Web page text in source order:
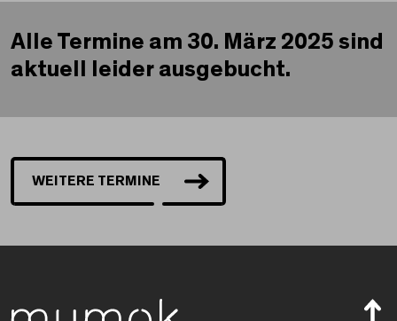
Alle Termine am 30. März 2025 sind
aktuell leider ausgebucht.
WEITERE TERMINE